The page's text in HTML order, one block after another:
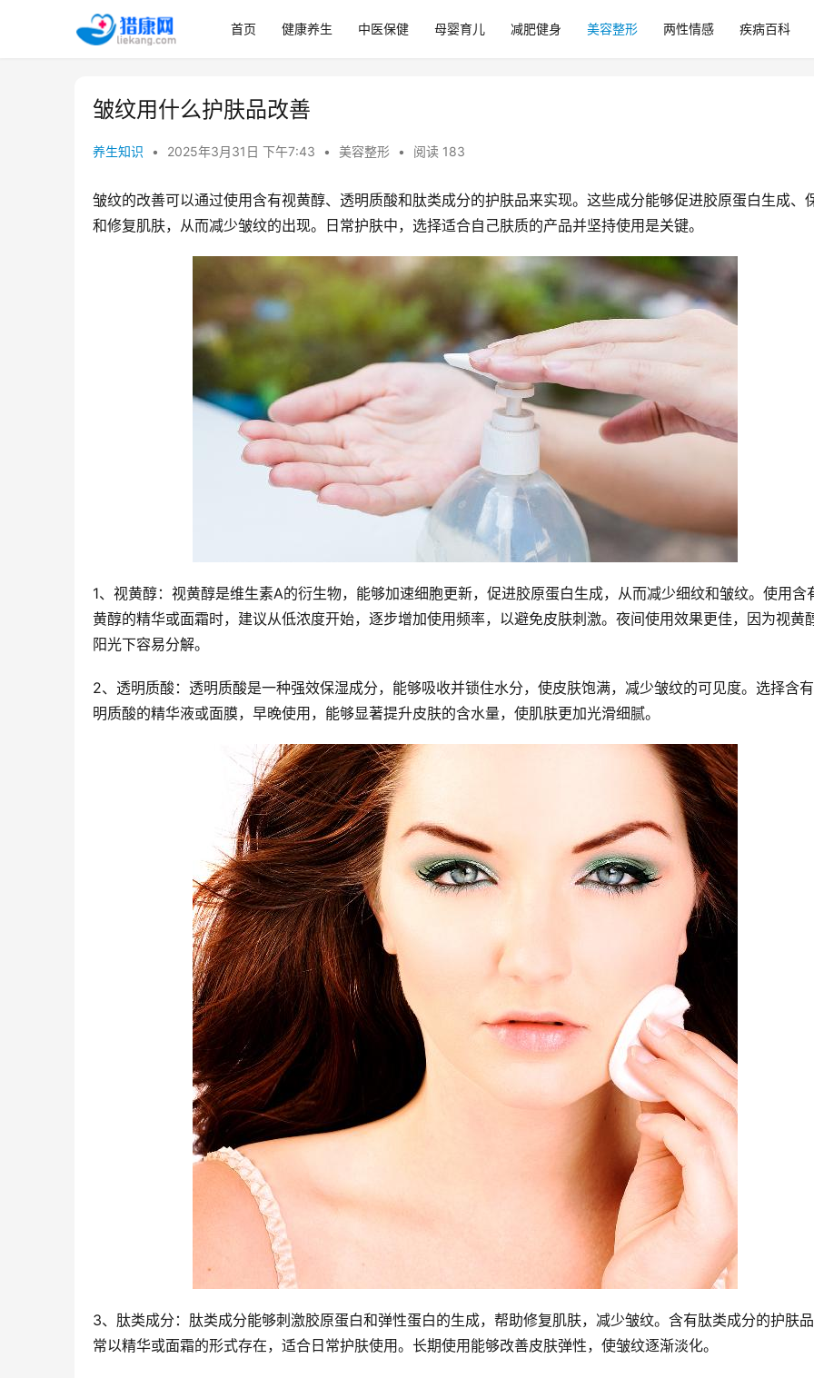
首页 健康养生 中医保健 母婴育儿 减肥健身 美容整形 两性情感 疾病百科
皱纹用什么护肤品改善
养生知识 • 2025年3月31日 下午7:43 • 美容整形 • 阅读 183
皱纹的改善可以通过使用含有视黄醇、透明质酸和肽类成分的护肤品来实现。这些成分能够促进胶原蛋白生成、
和修复肌肤，从而减少皱纹的出现。日常护肤中，选择适合自己肤质的产品并坚持使用是关键。
1、视黄醇：视黄醇是维生素A的衍生物，能够加速细胞更新，促进胶原蛋白生成，从而减少细纹和皱纹。使用含
黄醇的精华或面霜时，建议从低浓度开始，逐步增加使用频率，以避免皮肤刺激。夜间使用效果更佳，因为视黄
阳光下容易分解。
2、透明质酸：透明质酸是一种强效保湿成分，能够吸收并锁住水分，使皮肤饱满，减少皱纹的可见度。选择含
明质酸的精华液或面膜，早晚使用，能够显著提升皮肤的含水量，使肌肤更加光滑细腻。
3、肽类成分：肽类成分能够刺激胶原蛋白和弹性蛋白的生成，帮助修复肌肤，减少皱纹。含有肽类成分的护肤
常以精华或面霜的形式存在，适合日常护肤使用。长期使用能够改善皮肤弹性，使皱纹逐渐淡化。